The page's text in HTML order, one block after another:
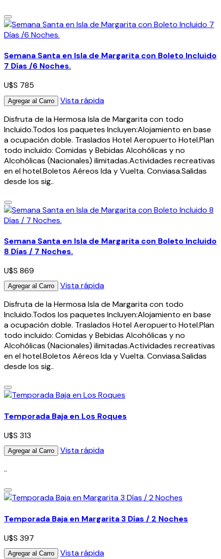
Semana Santa en Isla de Margarita con Boleto Incluido
7 Días /6 Noches.
U$S 785
Agregar al Carro
Vista rápida
Disfruta de la Hermosa Isla de Margarita con todo
Incluido.Todos los paquetes Incluyen:Alojamiento en base
a ocupación doble. Traslados Hotel Aeropuerto Hotel.Plan
todo incluido: Comidas y Bebidas Alcohólicas y no
Alcohólicas (Nacionales) ilimitadas.Actividades recreativas
en el hotel.Boletos Aéreos Ida y Vuelta. Conviasa.Salidas
desde los sig..
Semana Santa en Isla de Margarita con Boleto Incluido
8 Días / 7 Noches.
U$S 869
Agregar al Carro
Vista rápida
Disfruta de la Hermosa Isla de Margarita con todo
Incluido.Todos los paquetes Incluyen:Alojamiento en base
a ocupación doble. Traslados Hotel Aeropuerto Hotel.Plan
todo incluido: Comidas y Bebidas Alcohólicas y no
Alcohólicas (Nacionales) ilimitadas.Actividades recreativas
en el hotel.Boletos Aéreos Ida y Vuelta. Conviasa.Salidas
desde los sig..
Temporada Baja en Los Roques
U$S 313
Agregar al Carro
Vista rápida
..
Temporada Baja en Margarita 3 Días / 2 Noches
U$S 397
Agregar al Carro
Vista rápida